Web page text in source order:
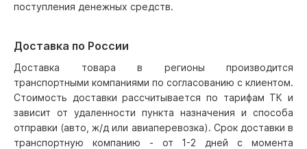
поступления денежных средств.
Доставка по России
Доставка товара в регионы производится
транспортными компаниями по согласованию с клиентом.
Стоимость доставки рассчитывается по тарифам ТК и
зависит от удаленности пункта назначения и способа
отправки (авто, ж/д или авиаперевозка). Срок доставки в
транспортную компанию - от 1-2 дней с момента